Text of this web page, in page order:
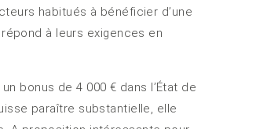
habitués à bénéficier d’une
à leurs exigences en
bonus de 4 000 € dans l’État de
paraître substantielle, elle